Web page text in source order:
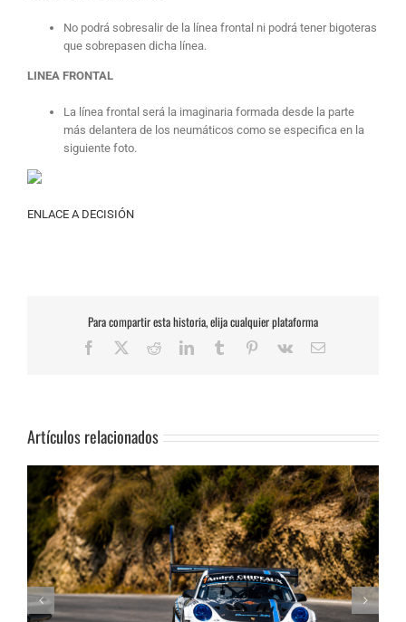
No podrá sobresalir de la línea frontal ni podrá tener bigoteras
que sobrepasen dicha línea.
LINEA FRONTAL
La línea frontal será la imaginaria formada desde la parte
más delantera de los neumáticos como se especifica en la
siguiente foto.
ENLACE A DECISIÓN
Para compartir esta historia, elija cualquier plataforma
Facebook RedditLinkedInTumblr Pinterest
Vk
Correo
Artículos relacionados
La Subida al Cerro de los Cañones levanta hoy el telón con un cartel